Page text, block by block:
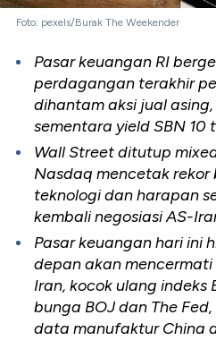
Foto: pexels/Burak The Weekender
Pasar keuangan RI
perdagangan terakhir
dihantam aksi jual
sementara yield SBN 10
Wall Street ditutup
Nasdaq mencetak
teknologi dan harapan
kembali negosiasi AS-
Pasar keuangan hari ini
depan akan
Iran, kocok ulang indeks
bunga BOJ dan The
data manufaktur China